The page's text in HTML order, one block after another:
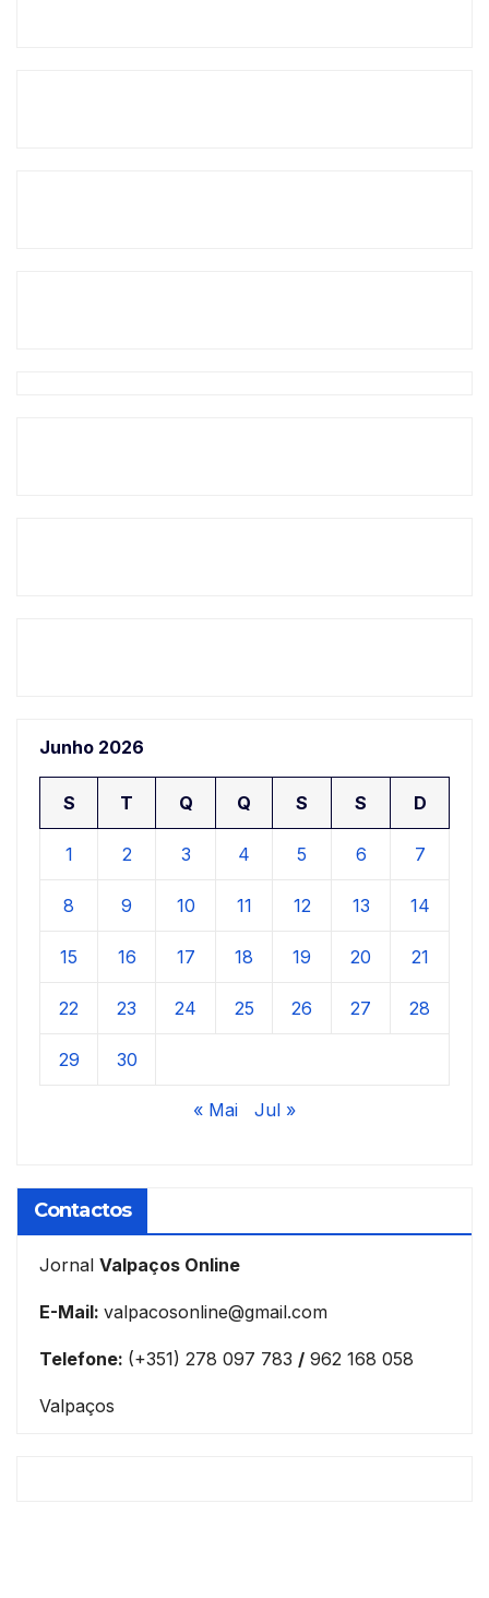
Junho 2026
S T Q Q S S D
1 2 3 4 5 6 7
8 9 10 11 12 13 14
15 16 17 18 19 20 21
22 23 24 25 26 27 28
29 30
« Mai Jul »
Contactos
Jornal Valpaços Online
E-Mail: valpacosonline@gmail.com
Telefone: (+351) 278 097 783 / 962 168 058
Valpaços